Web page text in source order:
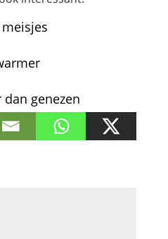
genezen